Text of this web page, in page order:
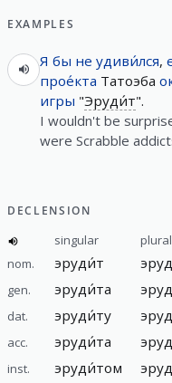
EXAMPLES
Я бы не удиви́лся,
прое́кта Татоэба
игры "Эруди́т".
I wouldn't be
were Scrabble
DECLENSION
singular
plural
nom.
эруди́т
gen. эруди́та
dat. эруди́ту
acc. эруди́та
inst. эруди́том